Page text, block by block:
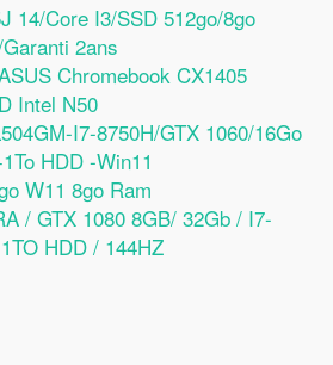
14/Core I3/SSD 512go/8go
2ans
Chromebook CX1405
Intel N50
I7-8750H/GTX 1060/16Go
HDD -Win11
W11 8go Ram
/ GTX 1080 8GB/ 32Gb / I7-
HDD / 144HZ